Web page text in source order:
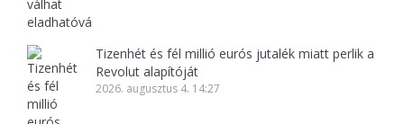
Tizenhét és fél millió eurós jutalék miatt perlik a
Revolut alapítóját
2026. augusztus 4. 14:27